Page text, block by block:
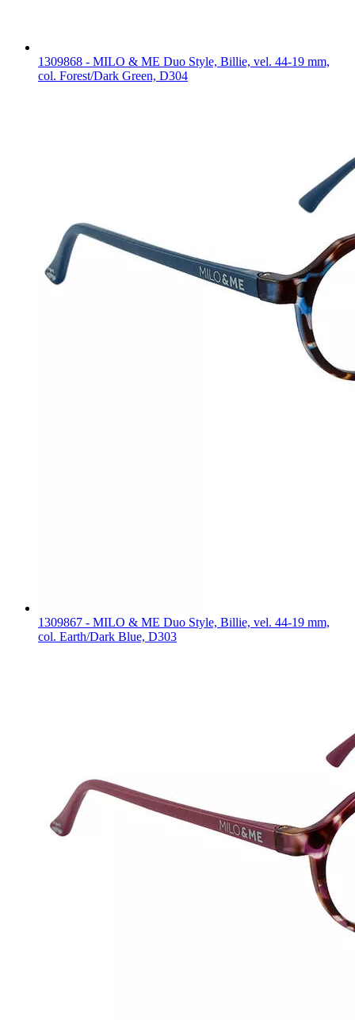
1309868 - MILO & ME Duo Style, Billie, vel. 44-19 mm,
col. Forest/Dark Green, D304
1309867 - MILO & ME Duo Style, Billie, vel. 44-19 mm,
col. Earth/Dark Blue, D303